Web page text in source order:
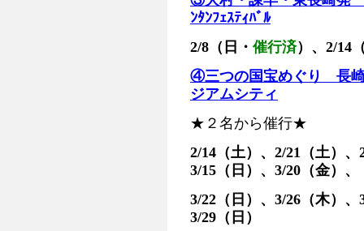
ﾝﾀﾝﾌｪｽﾃｨﾊﾞﾙ
2/8（日・ 催行済）、2/14
④三つの国宝めぐり 長崎
ジアムシティ
★２名から催行★
2/14（土）、2/21（土）
3/15（日）、3/20（金）、
3/22（日）、3/26（木）
3/29（日）